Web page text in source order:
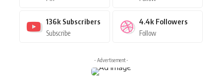
136k Subscribers
Subscribe
4.4k Followers
Follow
- Advertisement -